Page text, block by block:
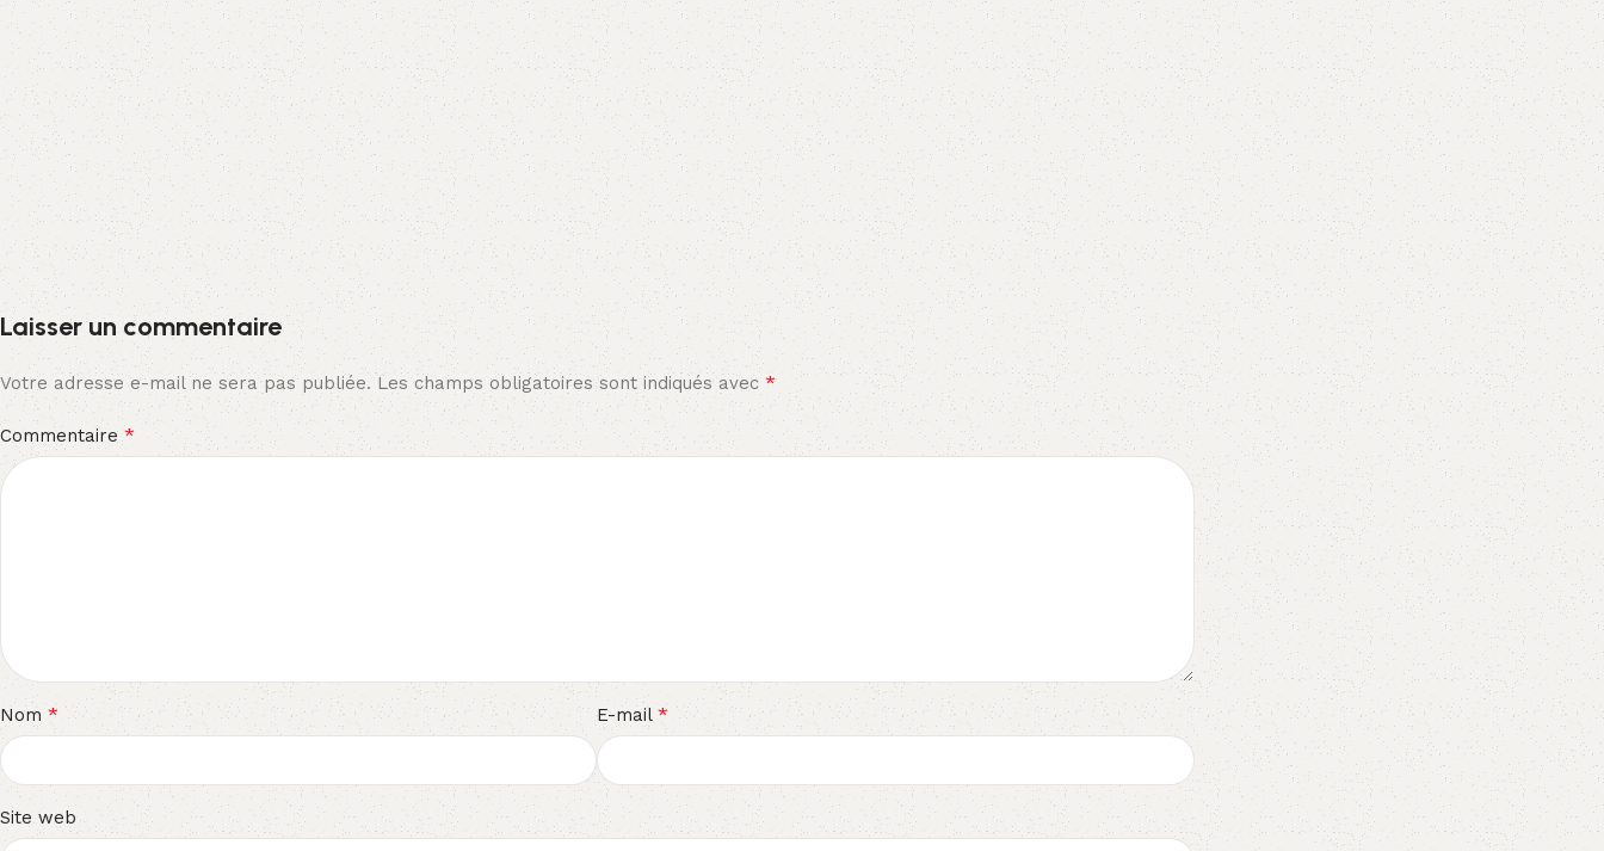
Décoration 25 Juil 2023
Idées de décoration murale pour
espace
Lorsqu'il s'agit de donner vie à vos murs,
fonctionne mieux que des décorations
Lire la suite
Laisser un commentaire
Votre adresse e-mail ne sera pas publiée. Les champs obligatoires sont indiqués avec *
Commentaire*
Nom * E-mail*
Site web